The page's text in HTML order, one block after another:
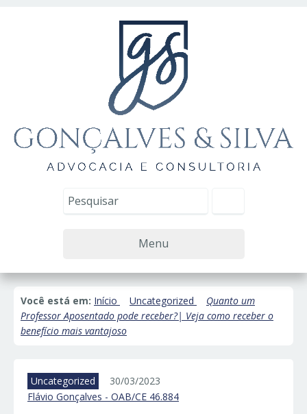
Menu
Você está em: Início Uncategorized
Quanto um
Professor Aposentado pode receber?| Veja como receber o
benefício mais vantajoso
Uncategorized
30/03/2023
Flávio Gonçalves - OAB/CE 46.884